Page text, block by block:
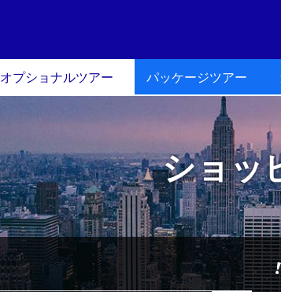
オプショナルツアー パッケージツアー
ショッ